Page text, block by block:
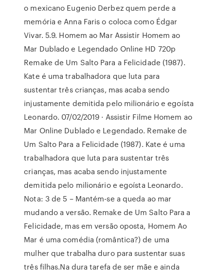
o mexicano Eugenio Derbez quem perde a
memória e Anna Faris o coloca como Édgar
Vivar. 5.9. Homem ao Mar Assistir Homem ao
Mar Dublado e Legendado Online HD 720p
Remake de Um Salto Para a Felicidade (1987).
Kate é uma trabalhadora que luta para
sustentar três crianças, mas acaba sendo
injustamente demitida pelo milionário e egoísta
Leonardo. 07/02/2019 · Assistir Filme Homem ao
Mar Online Dublado e Legendado. Remake de
Um Salto Para a Felicidade (1987). Kate é uma
trabalhadora que luta para sustentar três
crianças, mas acaba sendo injustamente
demitida pelo milionário e egoísta Leonardo.
Nota: 3 de 5 – Mantém-se a queda ao mar
mudando a versão. Remake de Um Salto Para a
Felicidade, mas em versão oposta, Homem Ao
Mar é uma comédia (romântica?) de uma
mulher que trabalha duro para sustentar suas
três filhas.Na dura tarefa de ser mãe e ainda